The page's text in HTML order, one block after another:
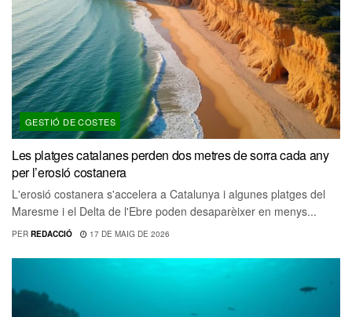
GESTIÓ DE COSTES
Les platges catalanes perden dos metres de sorra cada any
per l’erosió costanera
L'erosió costanera s'accelera a Catalunya i algunes platges del
Maresme i el Delta de l'Ebre poden desaparèixer en menys...
PER REDACCIÓ 17 DE MAIG DE 2026